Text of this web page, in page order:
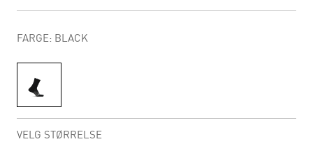
FARGE: BLACK
VELG STØRRELSE